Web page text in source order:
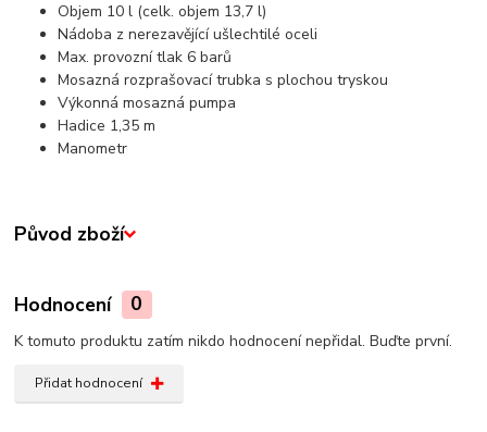
Objem 10 l (celk. objem 13,7 l)
Nádoba z nerezavějící ušlechtilé oceli
Max. provozní tlak 6 barů
Mosazná rozprašovací trubka s plochou tryskou
Výkonná mosazná pumpa
Hadice 1,35 m
Manometr
Původ zboží
Hodnocení 0
K tomuto produktu zatím nikdo hodnocení nepřidal. Buďte první.
Přidat hodnocení